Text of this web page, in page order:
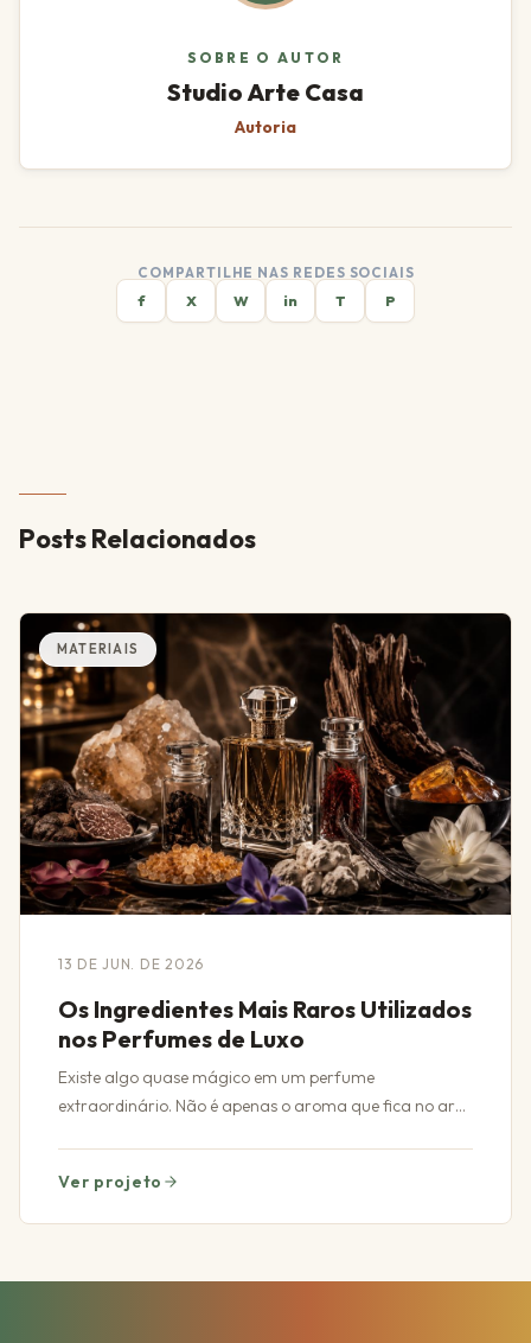
SOBRE O AUTOR
Studio Arte Casa
Autoria
COMPARTILHE NAS REDES SOCIAIS
f
X W in T P
Posts Relacionados
MATERIAIS
13 DE JUN. DE 2026
Os Ingredientes Mais Raros Utilizados
nos Perfumes de Luxo
Existe algo quase mágico em um perfume
extraordinário. Não é apenas o aroma que fica no ar
Ver projeto